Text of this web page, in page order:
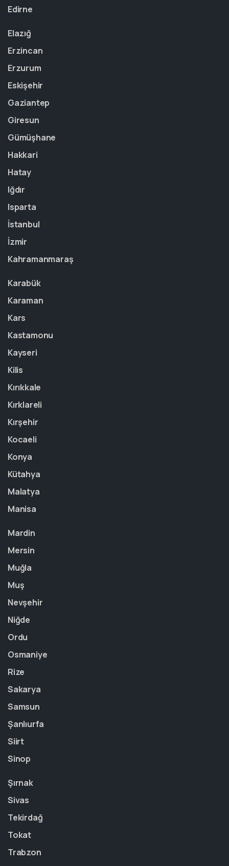
Edirne
Elazığ
Erzincan
Erzurum
Eskişehir
Gaziantep
Giresun
Gümüşhane
Hakkari
Hatay
Iğdır
Isparta
İstanbul
İzmir
Kahramanmaraş
Karabük
Karaman
Kars
Kastamonu
Kayseri
Kilis
Kırıkkale
Kırklareli
Kırşehir
Kocaeli
Konya
Kütahya
Malatya
Manisa
Mardin
Mersin
Muğla
Muş
Nevşehir
Niğde
Ordu
Osmaniye
Rize
Sakarya
Samsun
Şanlıurfa
Siirt
Sinop
Şırnak
Sivas
Tekirdağ
Tokat
Trabzon